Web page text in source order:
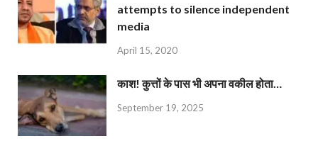
attempts to silence independent
media
April 15, 2020
काश! कुत्तों के पास भी अपना वकील होता…
September 19, 2025